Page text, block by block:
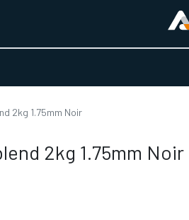
2kg 1.75mm Noir
2kg 1.75mm Noir